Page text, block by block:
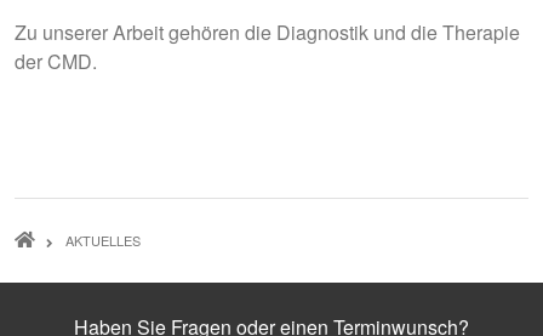
Zu unserer Arbeit gehören die Diagnostik und die Therapie
der CMD.
PFADNAVIGATION
AKTUELLES
Haben Sie Fragen oder einen Terminwunsch?